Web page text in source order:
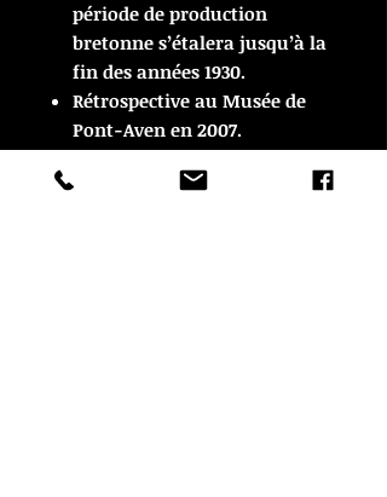
période de production
bretonne s’étalera jusqu’à la
fin des années 1930.
Rétrospective au Musée de
Pont-Aven en 2007.